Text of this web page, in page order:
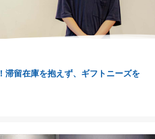
滞留在庫を抱えず、ギフトニーズを